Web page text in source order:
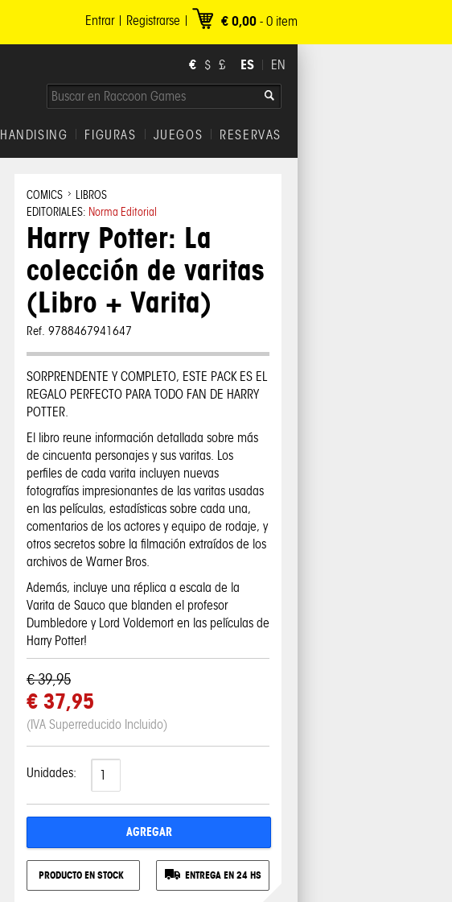
€ 0,00 - 0 item
Registrarse
Entrar
€ $ £ ES EN
RESERVAS
JUEGOS
FIGURAS
COMICS
LIBROS
EDITORIALES: Norma Editorial
Harry Potter: La
colección de varitas
(Libro + Varita)
Ref. 9788467941647
SORPRENDENTE Y COMPLETO, ESTE PACK ES EL
REGALO PERFECTO PARA TODO FAN DE HARRY
POTTER.
El libro reune información detallada sobre más
de cincuenta personajes y sus varitas. Los
perfiles de cada varita incluyen nuevas
fotografías impresionantes de las varitas usadas
en las películas, estadísticas sobre cada una,
comentarios de los actores y equipo de rodaje, y
otros secretos sobre la filmación extraídos de los
archivos de Warner Bros.
Además, incluye una réplica a escala de la
Varita de Sauco que blanden el profesor
Dumbledore y Lord Voldemort en las películas de
Harry Potter!
€ 39,95
€ 37,95
(IVA Superreducido Incluido)
Unidades:
AGREGAR
PRODUCTO EN STOCK ENTREGA EN 24 HS